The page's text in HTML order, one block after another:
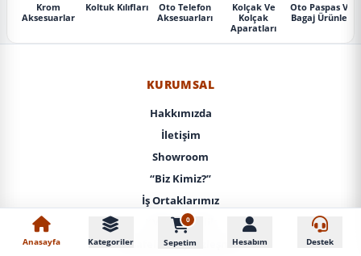
Krom
Aksesuarlar
Koltuk Kılıfları
Oto Telefon
Aksesuarları
Kolçak Ve
Kolçak
Aparatları
Oto Paspas Ve
Bagaj Ürünleri
KURUMSAL
Hakkımızda
İletişim
Showroom
“Biz Kimiz?”
İş Ortaklarımız
KVKK / Gizlilik
Mesafeli Satış Sözleşmesi
Anasayfa Kategoriler
0
Sepetim Hesabım Destek